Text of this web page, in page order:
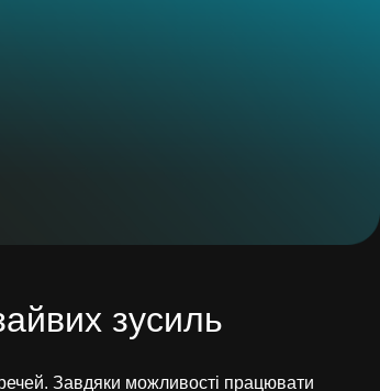
зусиль
Завдяки можливості працювати